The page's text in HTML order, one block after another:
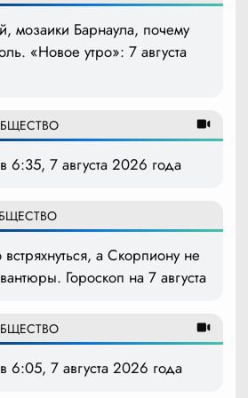
мозаики Барнаула, почему
«Новое утро»: 7 августа
6:35, 7 августа 2026 года
а Скорпиону не
Гороскоп на 7 августа
6:05, 7 августа 2026 года